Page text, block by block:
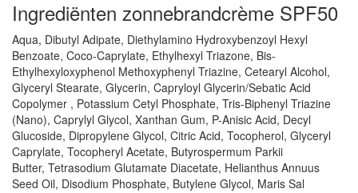
Ingrediënten zonnebrandcrème SPF50
Aqua, Dibutyl Adipate, Diethylamino Hydroxybenzoyl Hexyl
Benzoate, Coco-Caprylate, Ethylhexyl Triazone, Bis-
Ethylhexyloxyphenol Methoxyphenyl Triazine, Cetearyl Alcohol,
Glyceryl Stearate, Glycerin, Capryloyl Glycerin/Sebatic Acid
Copolymer , Potassium Cetyl Phosphate, Tris-Biphenyl Triazine
(Nano), Caprylyl Glycol, Xanthan Gum, P-Anisic Acid, Decyl
Glucoside, Dipropylene Glycol, Citric Acid, Tocopherol, Glyceryl
Caprylate, Tocopheryl Acetate, Butyrospermum Parkii
Butter, Tetrasodium Glutamate Diacetate, Helianthus Annuus
Seed Oil, Disodium Phosphate, Butylene Glycol, Maris Sal